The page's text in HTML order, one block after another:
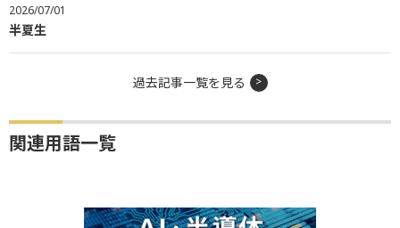
2026/07/01
半夏生
過去記事一覧を見る
関連用語一覧